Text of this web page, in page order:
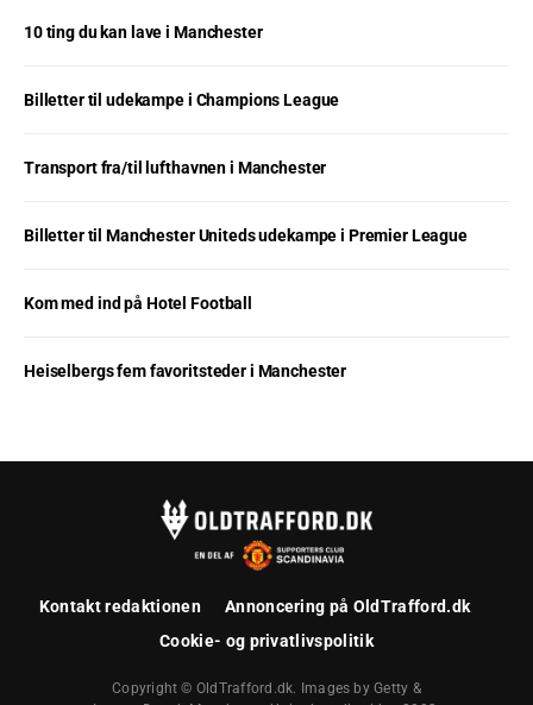
10 ting du kan lave i Manchester
Billetter til udekampe i Champions League
Transport fra/til lufthavnen i Manchester
Billetter til Manchester Uniteds udekampe i Premier League
Kom med ind på Hotel Football
Heiselbergs fem favoritsteder i Manchester
Kontakt redaktionen
Annoncering på OldTrafford.dk
Cookie- og privatlivspolitik
Copyright © OldTrafford.dk. Images by Getty &